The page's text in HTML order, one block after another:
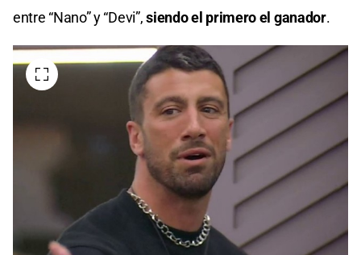
entre “Nano” y “Devi”,siendo el primero el ganador.